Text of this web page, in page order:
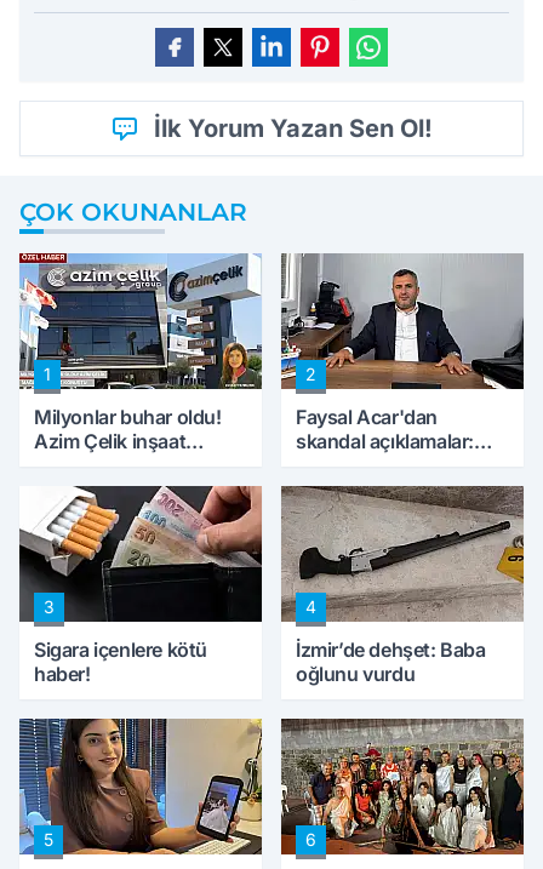
İlk Yorum Yazan Sen Ol!
ÇOK OKUNANLAR
1
Milyonlar buhar oldu!
Azim Çelik inşaat
konuştu
2
Faysal Acar'dan
skandal açıklamalar:
peynircilerimizi de
kıskaca aldı, müdahale
ettik'
3
Sigara içenlere kötü
haber!
4
İzmir’de dehşet: Baba
oğlunu vurdu
5 6